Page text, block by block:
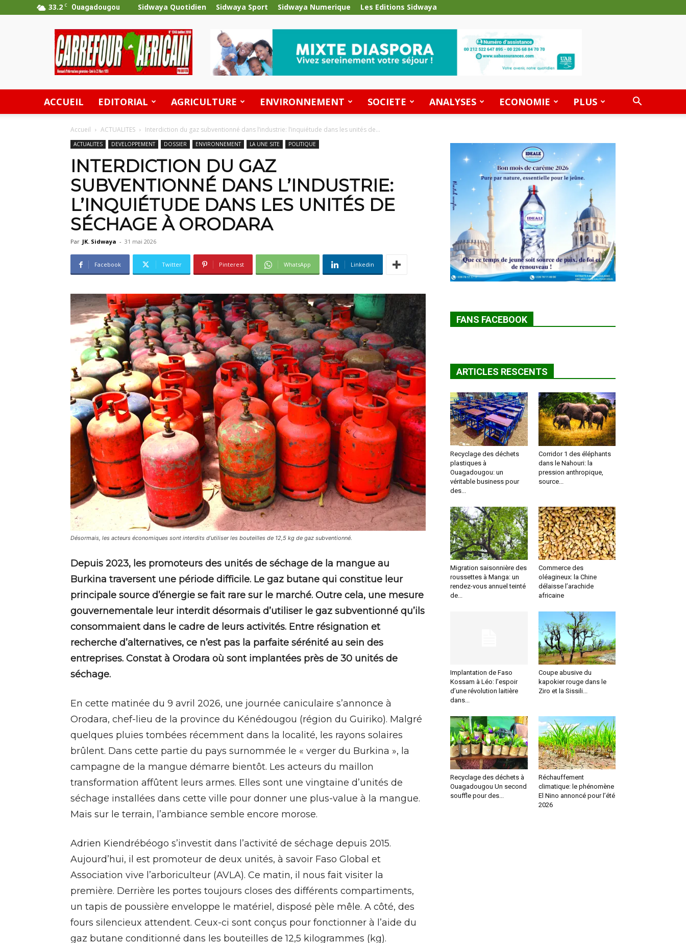
33.2 C Ouagadougou Sidwaya Quotidien Sidwaya Sport Sidwaya Numerique Les Editions Sidwaya
Carrefour
Africain
ACCUEIL EDITORIAL AGRICULTURE ENVIRONNEMENT SOCIETE ANALYSES ECONOMIE PLUS
Accueil ACTUALITES Interdiction du gaz subventionné dans l’industrie: l’inquiétude dans les unités de...
ACTUALITES DEVELOPPEMENT DOSSIER ENVIRONNEMENT LA UNE SITE POLITIQUE
INTERDICTION DU GAZ
SUBVENTIONNÉ DANS L’INDUSTRIE:
L’INQUIÉTUDE DANS LES UNITÉS DE
SÉCHAGE À ORODARA
Par JK. Sidwaya - 31 mai 2026
Facebook Twitter Pinterest WhatsApp Linkedin
Désormais, les acteurs économiques sont interdits d’utiliser les bouteilles de 12,5 kg de gaz subventionné.
Depuis 2023, les promoteurs des unités de séchage de la mangue au
Burkina traversent une période difficile. Le gaz butane qui constitue leur
principale source d’énergie se fait rare sur le marché. Outre cela, une mesure
gouvernementale leur interdit désormais d’utiliser le gaz subventionné qu’ils
consommaient dans le cadre de leurs activités. Entre résignation et
recherche d’alternatives, ce n’est pas la parfaite sérénité au sein des
entreprises. Constat à Orodara où sont implantées près de 30 unités de
séchage.
En cette matinée du 9 avril 2026, une journée caniculaire s’annonce à
Orodara, chef-lieu de la province du Kénédougou (région du Guiriko). Malgré
quelques pluies tombées récemment dans la localité, les rayons solaires
brûlent. Dans cette partie du pays surnommée le « verger du Burkina », la
campagne de la mangue démarre bientôt. Les acteurs du maillon
transformation affûtent leurs armes. Elles sont une vingtaine d’unités de
séchage installées dans cette ville pour donner une plus-value à la mangue.
Mais sur le terrain, l’ambiance semble encore morose.
Adrien Kiendrébéogo s’investit dans l’activité de séchage depuis 2015.
Aujourd’hui, il est promoteur de deux unités, à savoir Faso Global et
Association vive l’arboriculteur (AVLA). Ce matin, il nous fait visiter la
première. Derrière les portes toujours closes des différents compartiments,
un tapis de poussière enveloppe le matériel, disposé pèle mêle. A côté, des
fours silencieux attendent. Ceux-ci sont conçus pour fonctionner à l’aide du
gaz butane conditionné dans les bouteilles de 12,5 kilogrammes (kg).
FANS FACEBOOK
ARTICLES RESCENTS
Recyclage des déchets
plastiques à
Ouagadougou: un
véritable business pour
des...
Corridor 1 des éléphants
dans le Nahouri: la
pression anthropique,
source...
Migration saisonnière des
roussettes à Manga: un
rendez-vous annuel teinté
de...
Commerce des
oléagineux: la Chine
délaisse l’arachide
africaine
Implantation de Faso
Kossam à Léo: l’espoir
d’une révolution laitière
dans...
Coupe abusive du
kapokier rouge dans le
Ziro et la Sissili...
Recyclage des déchets à
Ouagadougou Un second
souffle pour des...
Réchauffement
climatique: le phénomène
El Nino annoncé pour l’été
2026